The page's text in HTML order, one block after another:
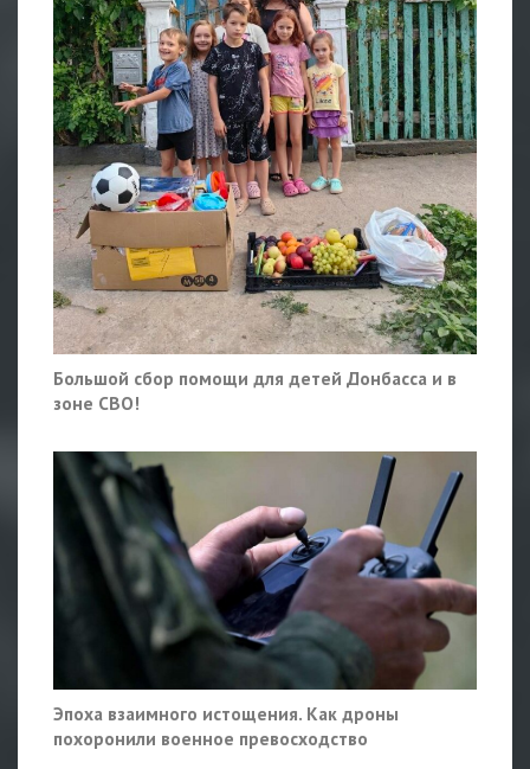
Большой сбор помощи для детей Донбасса и в
зоне СВО!
Эпоха взаимного истощения. Как дроны
похоронили военное превосходство